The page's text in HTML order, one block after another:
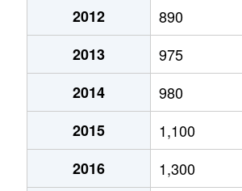
富丘２条
1,600万円
富丘２条
1,400万円
富丘２条
2,000万円
西宮の沢６条
2,200万円
星置１条
2,300万円
2012
890
2013
975
2014
980
2015
1,100
2016
1,300